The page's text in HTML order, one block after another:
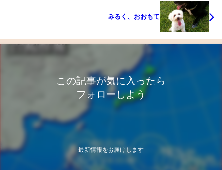
みるく、おおもて
この記事が気に入ったら
フォローしよう
最新情報をお届けします